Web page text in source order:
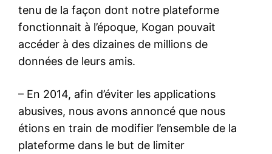
tenu de la façon dont notre plateforme
fonctionnait à l’époque, Kogan pouvait
accéder à des dizaines de millions de
données de leurs amis.
– En 2014, afin d’éviter les applications
abusives, nous avons annoncé que nous
étions en train de modifier l’ensemble de la
plateforme dans le but de limiter